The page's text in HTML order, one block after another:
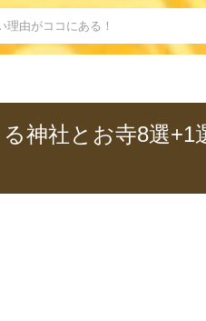
由がココにある！
神社とお寺8選+1